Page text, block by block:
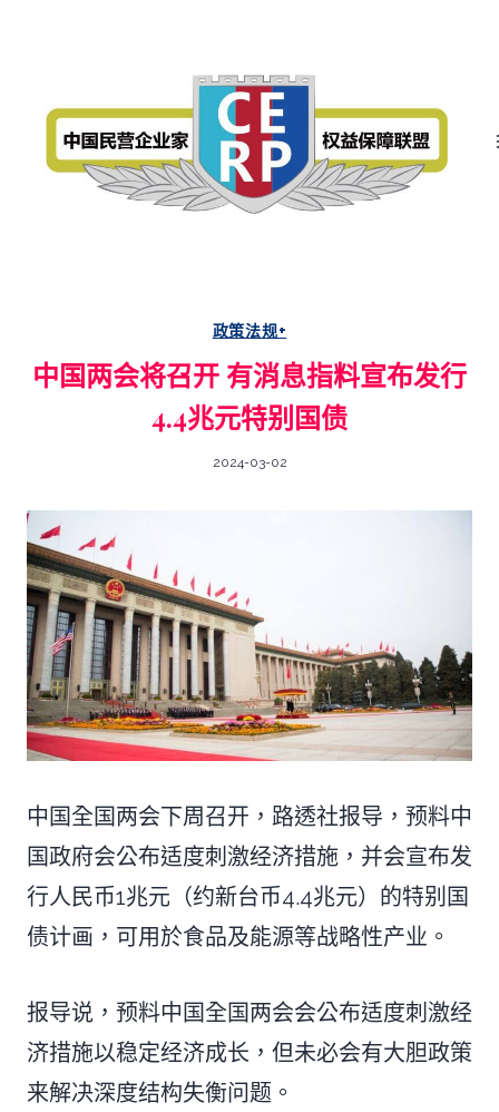
政策法规+
中国两会将召开 有消息指料宣布发行
4.4兆元特别国债
2024-03-02
中国全国两会下周召开，路透社报导，预料中
国政府会公布适度刺激经济措施，并会宣布发
行人民币1兆元（约新台币4.4兆元）的特别国
债计画，可用於食品及能源等战略性产业。
报导说，预料中国全国两会会公布适度刺激经
济措施以稳定经济成长，但未必会有大胆政策
来解决深度结构失衡问题。